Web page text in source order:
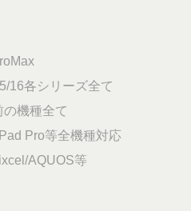
16各シリーズ全て
機種全て
Pro等全機種対応
AQUOS等